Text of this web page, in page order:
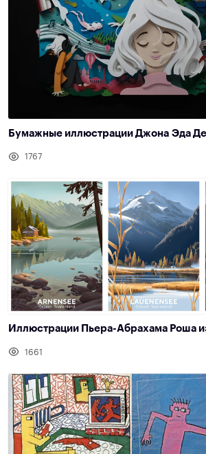
Бумажные иллюстрации Джона Эда
1767
Иллюстрации Пьера-Абрахама Роша
1661